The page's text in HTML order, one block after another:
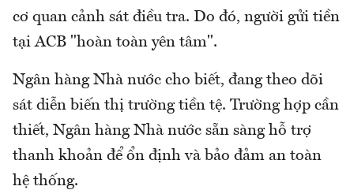
cơ quan cảnh sát điều tra. Do đó, người gửi tiền
tại ACB "hoàn toàn yên tâm".
Ngân hàng Nhà nước cho biết, đang theo dõi
sát diễn biến thị trường tiền tệ. Trường hợp cần
thiết, Ngân hàng Nhà nước sẵn sàng hỗ trợ
thanh khoản để ổn định và bảo đảm an toàn
hệ thống.